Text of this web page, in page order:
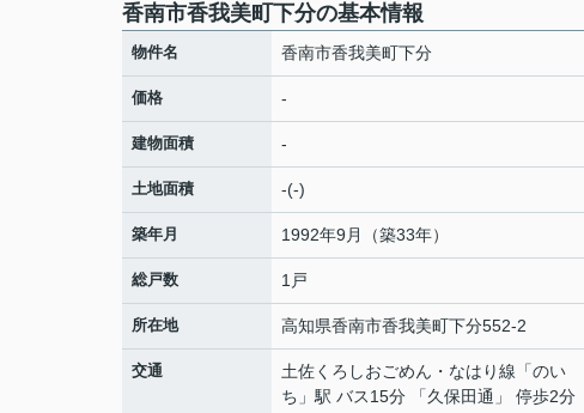
香南市香我美町下分の基本情報
物件名 香南市香我美町下分
価格 -
建物面積 -
土地面積 -(-)
築年月 1992年9月（築33年）
総戸数 1戸
所在地 高知県香南市香我美町下分552-2
交通 土佐くろしおごめん・なはり線 「のい
ち 」駅 バス15分 「久保田通」 停歩2分